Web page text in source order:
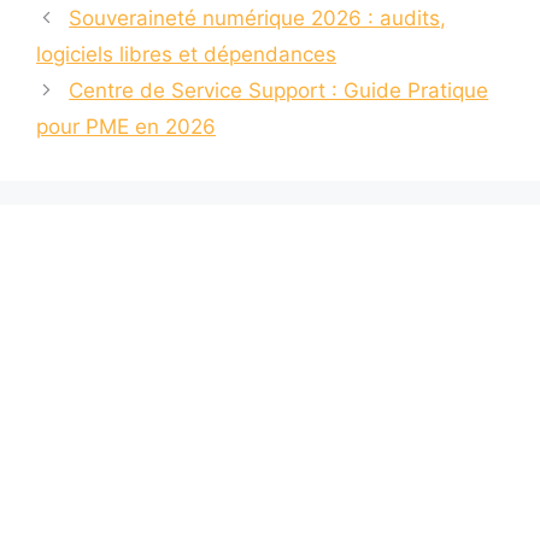
Souveraineté numérique 2026 : audits,
logiciels libres et dépendances
Centre de Service Support : Guide Pratique
pour PME en 2026